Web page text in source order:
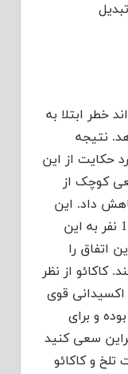
خطر ابتلا به
نتیجه
حکایت از این
کوچک از
داد. این
محققان با تحقیق و بررسی روی 1106 نفر به این
اتفاق را
کاکائو از نظر
قوی
و برای
سعی کنید
و کاکائو